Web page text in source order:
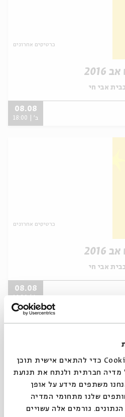
אנחנו משתמשים בקובצי Cookie כדי להתאים אישית תוכן
מדיה חברתית ולנתח את תנועת
משתפים מידע על אופן
שלנו מתחומי המדיה
גורמים אלה עשויים
כרטיסים אחרונים
אבי חי
08.08
ב' | 18:00
כרטיסים אחרונים
אבי חי
08.08